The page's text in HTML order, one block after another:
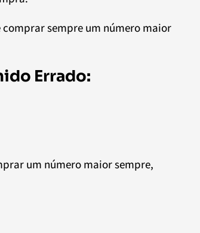
sempre um número maior
Errado:
um número maior sempre,